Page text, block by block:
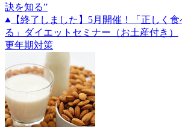
訣を知る”
【終了しました】5月開催！「正しく
る」ダイエットセミナー（お土産付き）
更年期対策